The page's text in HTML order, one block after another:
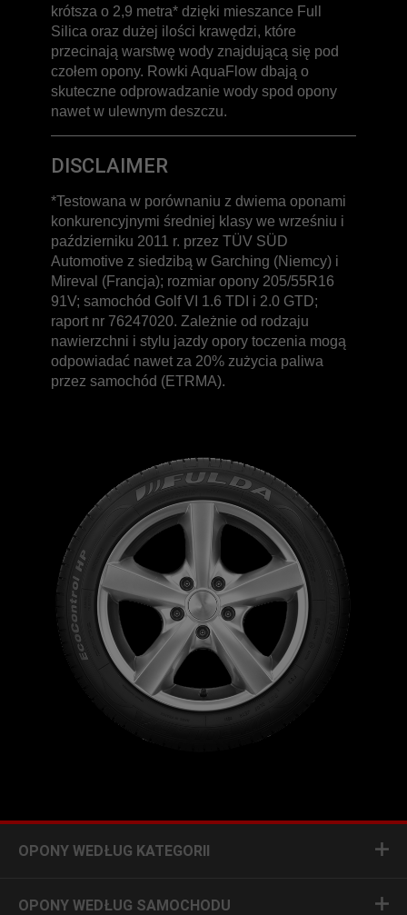
krótsza o 2,9 metra* dzięki mieszance Full
Silica oraz dużej ilości krawędzi, które
przecinają warstwę wody znajdującą się pod
czołem opony. Rowki AquaFlow dbają o
skuteczne odprowadzanie wody spod opony
nawet w ulewnym deszczu.
DISCLAIMER
*Testowana w porównaniu z dwiema oponami
konkurencyjnymi średniej klasy we wrześniu i
październiku 2011 r. przez TÜV SÜD
Automotive z siedzibą w Garching (Niemcy) i
Mireval (Francja); rozmiar opony 205/55R16
91V; samochód Golf VI 1.6 TDI i 2.0 GTD;
raport nr 76247020. Zależnie od rodzaju
nawierzchni i stylu jazdy opory toczenia mogą
odpowiadać nawet za 20% zużycia paliwa
przez samochód (ETRMA).
OPONY WEDŁUG KATEGORII
OPONY WEDŁUG SAMOCHODU